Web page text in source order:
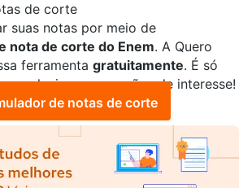
de corte
suas notas por meio de
nota de corte do Enem. A Quero
ferramenta gratuitamente. É só
e selecionar as opções de interesse!
de notas de corte